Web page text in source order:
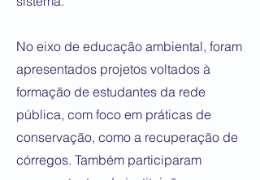
No eixo de educação ambiental, foram
apresentados projetos voltados à
formação de estudantes da rede
pública, com foco em práticas de
conservação, como a recuperação de
córregos. Também participaram